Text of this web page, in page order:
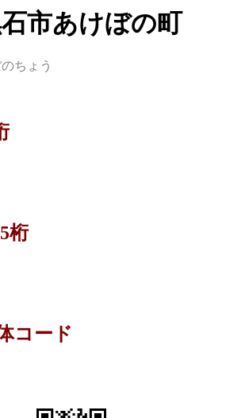
市あけぼの町
ちょう
桁
コード